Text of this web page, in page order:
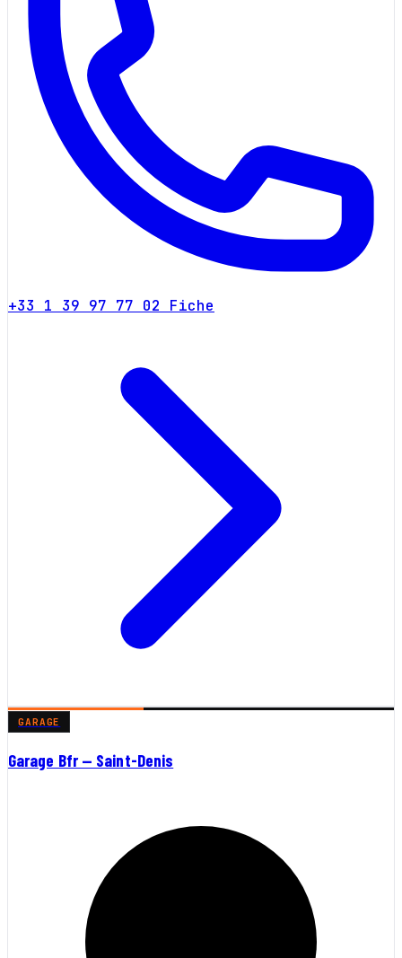
+33 1 39 97 77 02 Fiche
GARAGE
Garage Bfr — Saint-Denis